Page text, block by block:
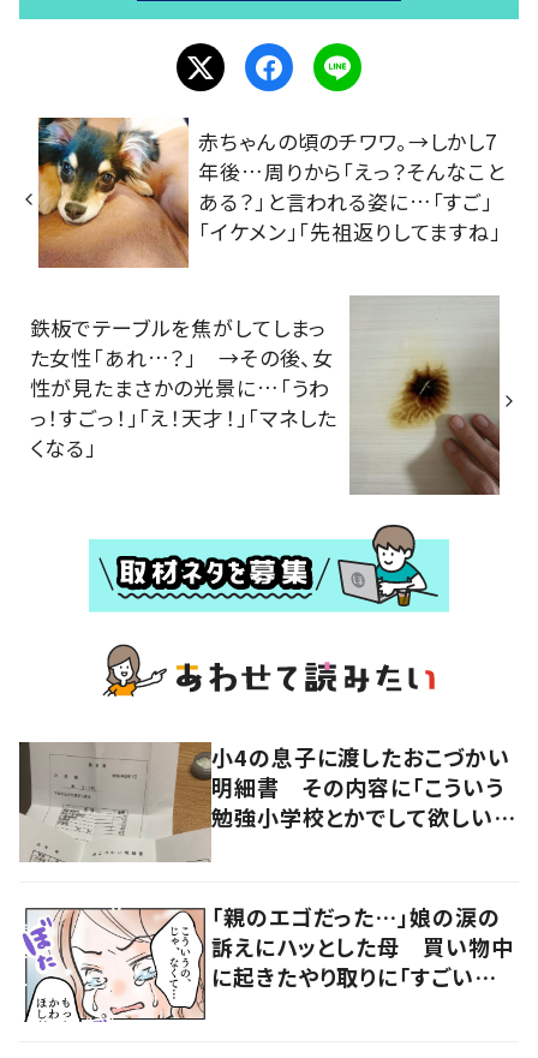
赤ちゃんの頃のチワワ。→しかし7
年後…周りから「えっ？そんなこと
ある？」と言われる姿に…「すご」
「イケメン」「先祖返りしてますね」
鉄板でテーブルを焦がしてしまっ
た女性「あれ…？」 →その後、女
性が見たまさかの光景に…「うわ
っ！すごっ！」「え！天才！」「マネした
くなる」
小4の息子に渡したおこづかい
明細書 その内容に「こういう
勉強小学校とかでして欲しい」
「親のエゴだった…」娘の涙の
訴えにハッとした母 買い物中
に起きたやり取りに「すごい分